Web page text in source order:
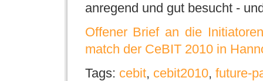
anregend und gut besucht -
Offener Brief an die
match der CeBIT 2010 in
Tags: cebit, cebit2010, future-